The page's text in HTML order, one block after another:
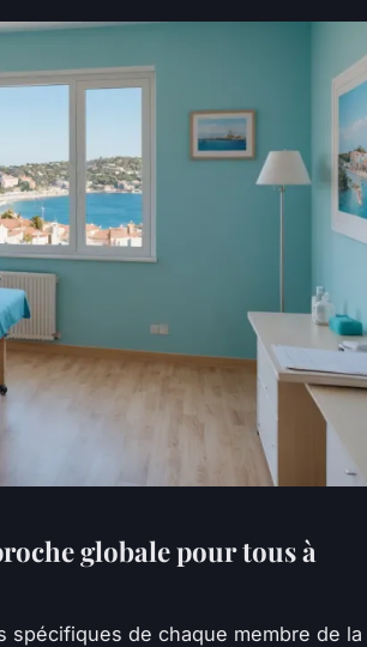
globale pour tous à
spécifiques de chaque membre de la